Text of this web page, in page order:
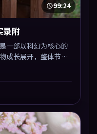
99:24
附
一部以科幻为核心的
成长展开，整体节奏